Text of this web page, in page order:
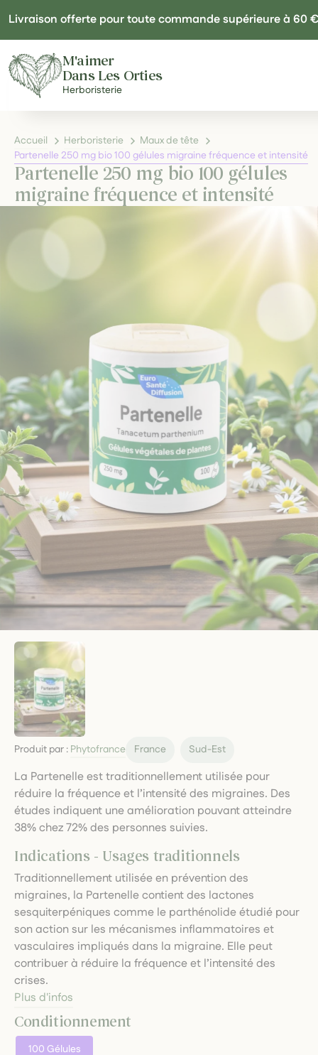
Livraison offerte pour toute commande supérieure à 60 €
M'aimer
Dans Les Orties
Herboristerie
Accueil Herboristerie
Maux de tête
Partenelle 250 mg bio 100 gélules migraine fréquence et intensité
Partenelle 250 mg bio 100 gélules
migraine fréquence et intensité
Produit par : Phytofrance France Sud-Est
La Partenelle est traditionnellement utilisée pour
réduire la fréquence et l’intensité des migraines. Des
études indiquent une amélioration pouvant atteindre
38% chez 72% des personnes suivies.
Indications - Usages traditionnels
Traditionnellement utilisée en prévention des
migraines, la Partenelle contient des lactones
sesquiterpéniques comme le parthénolide étudié pour
son action sur les mécanismes inflammatoires et
vasculaires impliqués dans la migraine. Elle peut
contribuer à réduire la fréquence et l’intensité des
crises.
Plus d'infos
Conditionnement
100 Gélules